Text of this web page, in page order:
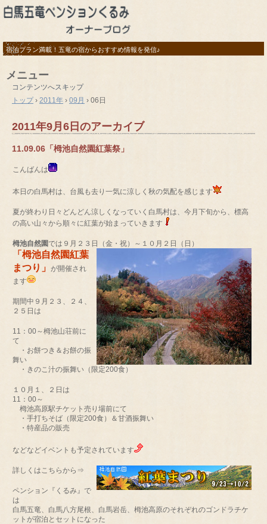
宿泊プラン満載！五竜の宿からおすすめ情報を発信♪
メニュー
コンテンツへスキップ
トップ › 2011年 › 09月 › 06日
2011年9月6日 のアーカイブ
11.09.06「栂池自然園紅葉祭」
こんばんは
本日の白馬村は、台風も去り一気に涼しく秋の気配を感じます
夏が終わり日々どんどん涼しくなっていく白馬村は、今月下旬から、標高
の高い山々から順々に紅葉が始まっていきます
栂池自然園では９月２３日（金・祝）～１０月２日（日）
「栂池自然園紅葉
まつり 」が開催され
ます
期間中９月２３、２４、
２５日は
11：00～栂池山荘前に
て
・お餅つき＆お餅の振
舞い
・きのこ汁の振舞い（限定200食）
１０月１、２日は
11：00～
栂池高原駅チケット売り場前にて
・手打ちそば（限定200食）＆甘酒振舞い
・特産品の販売
などなどイベントも予定されています
詳しくはこちらから⇒
ペンション『くるみ』で
は
白馬五竜、白馬八方尾根、白馬岩岳、栂池高原のそれぞれのゴンドラチケ
ットが宿泊とセットになった